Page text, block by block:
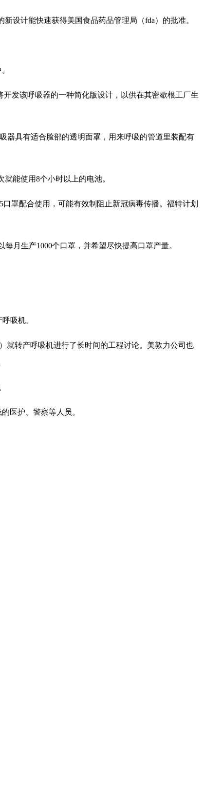
设计能快速获得美国食品药品管理局（fda）的批准。
发该呼吸器的一种简化版设计，以供在其密歇根工厂生
器具有适合脸部的透明面罩，用来呼吸的管道里装配有
能使用8个小时以上的电池。
罩配合使用，可能有效制阻止新冠病毒传播。福特计划
月生产1000个口罩，并希望尽快提高口罩产量。
吸机。
就转产呼吸机进行了长时间的工程讨论。美敦力公司也
医护、警察等人员。